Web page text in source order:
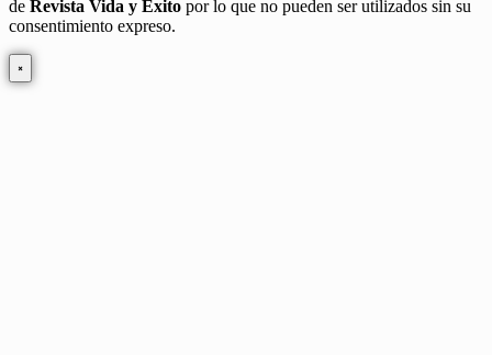
de Revista Vida y Éxito por lo que no pueden ser utilizados sin su
consentimiento expreso.
×